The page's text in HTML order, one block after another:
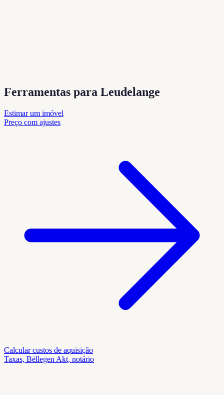
Ferramentas para Leudelange
Estimar um imóvel
Preço com ajustes
Calcular custos de aquisição
Taxas, Bëllegen Akt, notário